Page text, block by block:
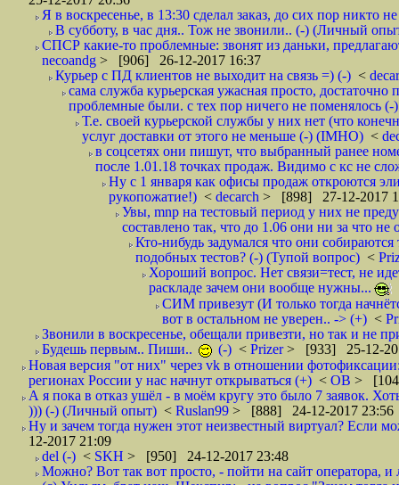
Я в воскресенье, в 13:30 сделал заказ, до сих пор никто
В субботу, в час дня.. Тож не звонили.. (-) (Личный
СПСР какие-то проблемные: звонят из даньки,
necoandg > [906] 26-12-2017 16:37
Курьер с ПД клиентов не выходит на связь =) (-) <
сама служба курьерская ужасная просто,
проблемные были. с тех пор ничего не поменялось (-)
Т.е. своей курьерской службы у них нет (что
услуг доставки от этого не меньше (-) (IMHO) <
в соцсетях они пишут, что выбранный ранее
после 1.01.18 точках продаж. Видимо с кс не
Ну с 1 января как офисы продаж откроются
рукопожатие!) < decarch > [898] 27-12-2017
Увы, mnp на тестовый период у них не
составлено так, что до 1.06 они ни за что не
Кто-нибудь задумался что они
подобных тестов? (-) (Тупой вопрос) <
Хороший вопрос. Нет связи=тест, не
раскладе зачем они вообще нужны...
СИМ привезут (И только тогда
вот в остальном не уверен.. -> (+) <
Звонили в воскресенье, обещали привезти, но так и не
Будешь первым.. Пиши..
(-) < Prizer> [933] 25-12-
Новая версия "от них" через vk в отношении
регионах России у нас начнут открываться (+) < ОВ >
А я пока в отказ ушёл - в моём кругу это было 7 заявок.
))) (-) (Личный опыт) < Ruslan99 > [888] 24-12-2017 23:56
Ну и зачем тогда нужен этот неизвестный виртуал? Если
12-2017 21:09
del (-) < SKH > [950] 24-12-2017 23:48
Можно? Вот так вот просто, - пойти на сайт оператора,